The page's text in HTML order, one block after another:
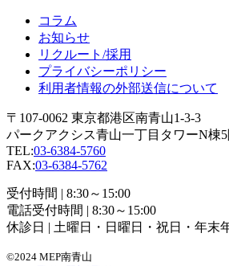
コラム
お知らせ
リクルート/採用
プライバシーポリシー
利用者情報の外部送信について
〒107-0062 東京都港区南青山1-3-3
パークアクシス青山一丁目タワーN棟
TEL:03-6384-5760
FAX:03-6384-5762
受付時間 | 8:30～15:00
電話受付時間 | 8:30～15:00
休診日 | 土曜日・日曜日・祝日・年末
©2024 MEP南青山